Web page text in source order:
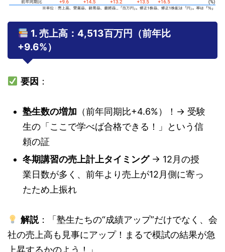
1. 売上高：4,513百万円（前年比
+9.6%）
要因 ：
塾生数の増加 （前年同期比+4.6%）！→ 受験
生の「ここで学べば合格できる！」という信
頼の証
冬期講習の売上計上タイミング→ 12月の授
業日数が多く、前年より売上が12月側に寄っ
たため上振れ
解説：「塾生たちの“成績アップ”だけでなく、会
社の売上高も見事にアップ！まるで模試の結果が急
上昇するかのよう！」